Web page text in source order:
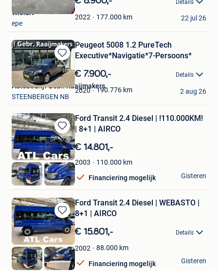
Mijn
Favorieten
Details
2022 177.000 km
Wielart
epe
22 jul 26
Bewaren
in
Mijn
Favorieten
Peugeot 5008 1.2 PureTech
Executive*Navigatie*7-Persoons*
€ 7.900,- Details
2020 190.776 km
Autobedrijf Gebr. Raaijmakers
STEENBERGEN NB
2 aug 26
Bewaren
in
Mijn
Favorieten
Ford Transit 2.4 Diesel | !110.000KM!
| 8+1 | AIRCO
€ 14.801,-
2003 110.000 km
Financiering mogelijk
ATL Cars
Hasselt
Gisteren
Bewaren
in
Mijn
Favorieten
Ford Transit 2.4 Diesel | WEBASTO |
8+1 | AIRCO
€ 15.801,- Details
2002 88.000 km
Financiering mogelijk
ATL Cars
Hasselt
Gisteren